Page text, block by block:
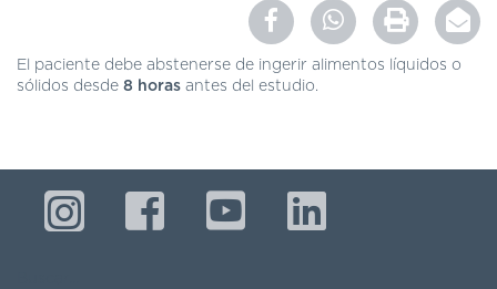
INVESTIGACIÓN
DE
AUTOGESTIÓN
El paciente debe abstenerse de ingerir alimentos líquidos o
sólidos desde 8 horas antes del estudio.